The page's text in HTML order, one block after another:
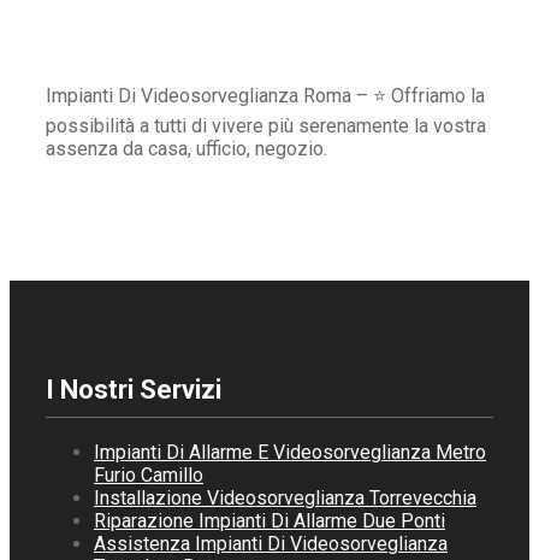
Impianti Di Videosorveglianza Roma – ⭐ Offriamo la
possibilità a tutti di vivere più serenamente la vostra
assenza da casa, ufficio, negozio.
I Nostri Servizi
Impianti Di Allarme E Videosorveglianza Metro
Furio Camillo
Installazione Videosorveglianza Torrevecchia
Riparazione Impianti Di Allarme Due Ponti
Assistenza Impianti Di Videosorveglianza